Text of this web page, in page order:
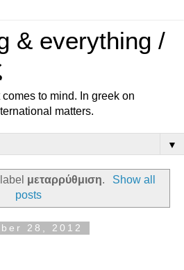
& everything /
to mind. In greek on
matters.
▼
μεταρρύθμιση.
Show all
posts
28, 2012